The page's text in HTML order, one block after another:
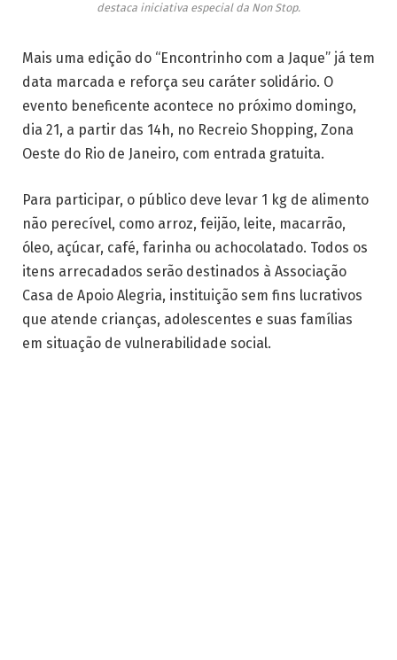
destaca iniciativa especial da Non Stop.
Mais uma edição do “Encontrinho com a Jaque” já tem
data marcada e reforça seu caráter solidário. O
evento beneficente acontece no próximo domingo,
dia 21, a partir das 14h, no Recreio Shopping, Zona
Oeste do Rio de Janeiro, com entrada gratuita.
Para participar, o público deve levar 1 kg de alimento
não perecível, como arroz, feijão, leite, macarrão,
óleo, açúcar, café, farinha ou achocolatado. Todos os
itens arrecadados serão destinados à Associação
Casa de Apoio Alegria, instituição sem fins lucrativos
que atende crianças, adolescentes e suas famílias
em situação de vulnerabilidade social.